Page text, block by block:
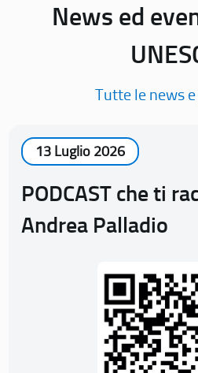
News ed
Tutte le news
13 Luglio 2026
PODCAST che ti
Andrea Palladio